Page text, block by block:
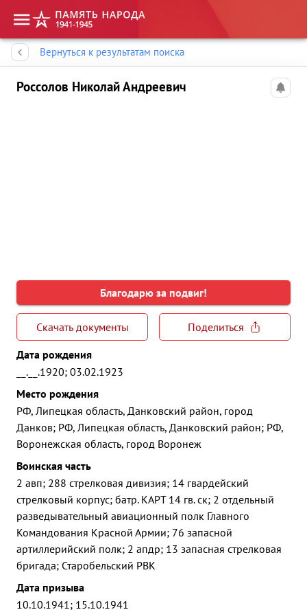
Вернуться к результатам поиска
Россолов Николай Андреевич
Благодарю за подвиг!
Скачать документы
Поделиться
Дата рождения
__.__.1920; 03.02.1923
Место рождения
РФ, Липецкая область, Данковский район, город
Данков; РФ, Липецкая область, Данковский район; РФ,
Воронежская область, город Воронеж
Воинская часть
2 авп; 288 стрелковая дивизия; 14 гвардейский
стрелковый корпус; батр. КАРТ 14 гв. ск; 2 отдельный
разведывательный авиационный полк Главного
Командования Красной Армии; 76 запасной
артиллерийский полк; 2 апдр; 13 запасная стрелковая
бригада; Старобельский РВК
Дата призыва
10.10.1941; 15.10.1941
Память народа